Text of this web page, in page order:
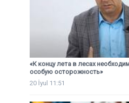
«К концу лета в лесах
особую осторожность»
20 İyul 11:51